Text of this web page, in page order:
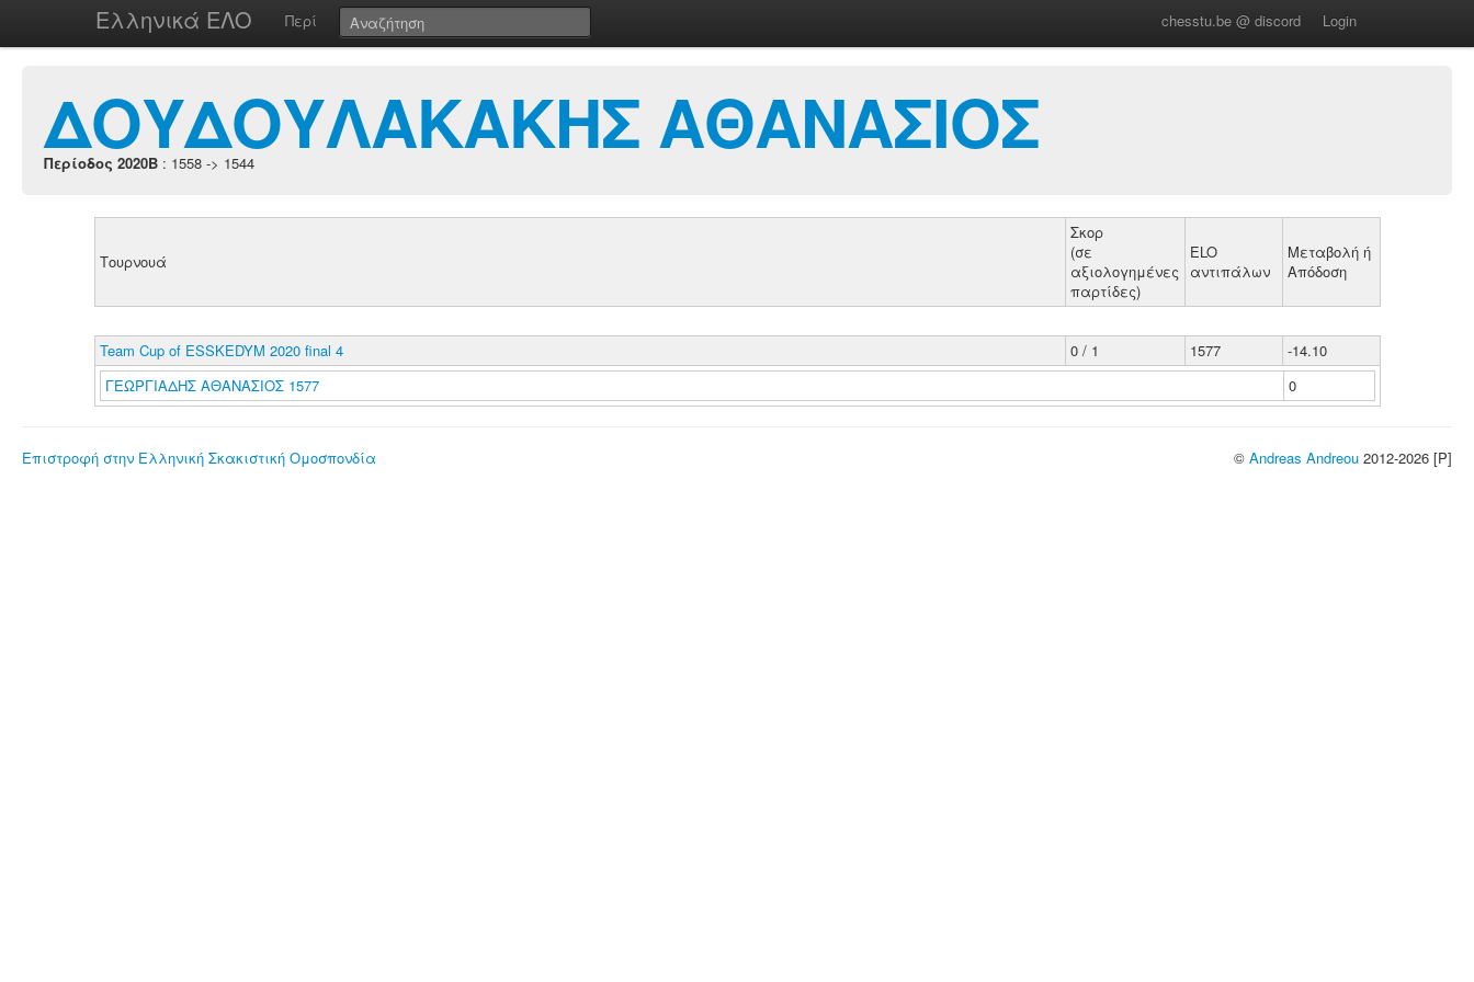
Ελληνικά ΕΛΟ Περί chesstu.be @ discord Login
ΔΟΥΔΟΥΛΑΚΑΚΗΣ ΑΘΑΝΑΣΙΟΣ
Περίοδος 2020B : 1558 -> 1544
Τουρνουά
Σκορ
(σε
αξιολογημένες
παρτίδες)
ELO
αντιπάλων
Μεταβολή ή
Απόδοση
Team Cup of ESSKEDYM 2020 final 4 0 / 1 1577
-14.10
ΓΕΩΡΓΙΑΔΗΣ ΑΘΑΝΑΣΙΟΣ 1577
0
Επιστροφή στην Ελληνική Σκακιστική Ομοσπονδία © Andreas Andreou 2012-2026 [P]